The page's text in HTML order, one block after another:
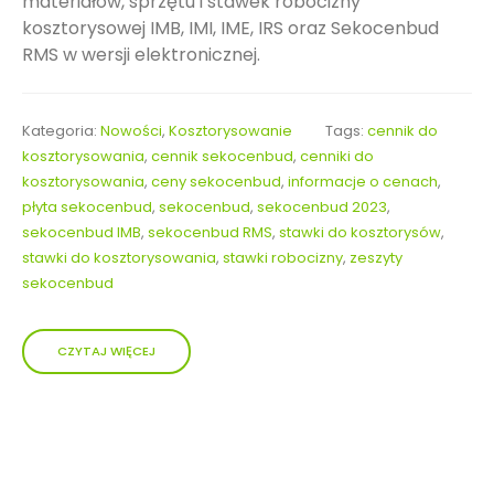
kosztorysowej IMB, IMI, IME, IRS oraz Sekocenbud
RMS w wersji elektronicznej.
Kategoria: Nowości, Kosztorysowanie Tags: cennik do
kosztorysowania, cennik sekocenbud, cenniki do
kosztorysowania, ceny sekocenbud, informacje o cenach,
płyta sekocenbud, sekocenbud, sekocenbud 2023,
sekocenbud IMB, sekocenbud RMS, stawki do kosztorysów,
stawki do kosztorysowania, stawki robocizny, zeszyty
sekocenbud
CZYTAJ WIĘCEJ